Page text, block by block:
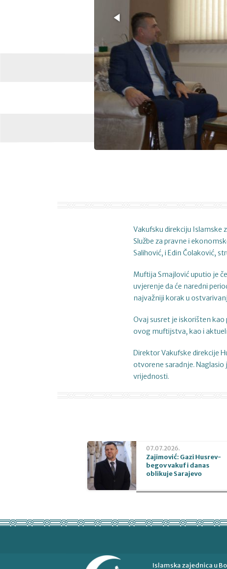
Vakufsku direkciju Islamske
Službe za pravne i
Salihović, i Edin Čolaković,
Muftija Smajlović uputio je
uvjerenje da će naredni
najvažniji korak u
Ovaj susret je iskorišten
ovog muftijstva, kao i
Direktor Vakufske direkcije
otvorene saradnje.
vrijednosti.
07.07.2026.
Zajimović: Gazi Husrev-
begov vakuf i danas
oblikuje Sarajevo
Islamska zajednica u